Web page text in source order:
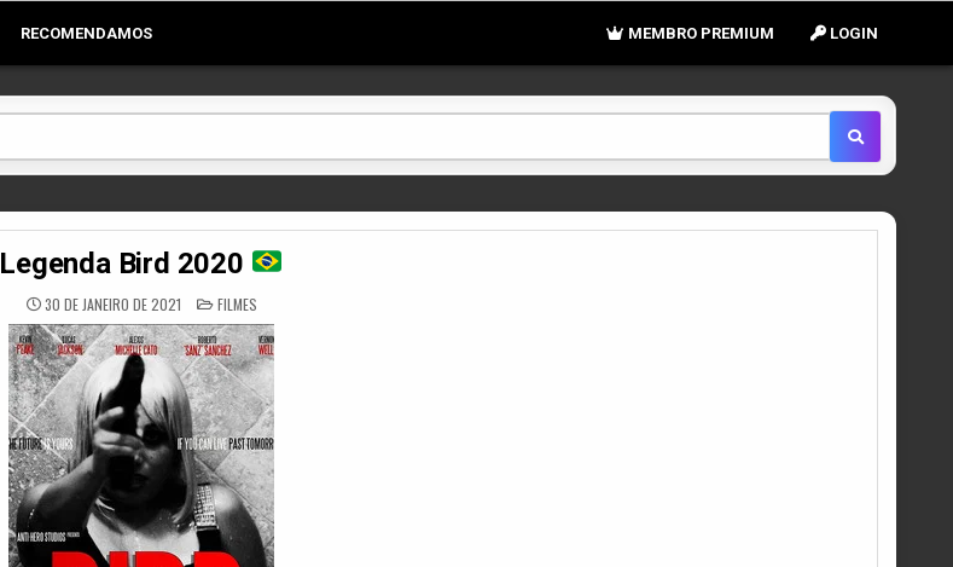
RECOMENDAMOS LOGIN
MEMBRO PREMIUM
Legenda Bird 2020
30 DE JANEIRO DE 2021 POSTED
IN
FILMES